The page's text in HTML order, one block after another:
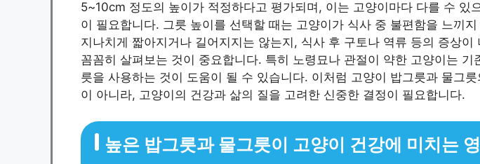
5~10cm 정도의 높이가 적정하다고 평가되며, 이는 고양이마다 다를 수 있
이 필요합니다. 그릇 높이를 선택할 때는 고양이가 식사 중 불편함을 느끼
지나치게 짧아지거나 길어지지는 않는지, 식사 후 구토나 역류 등의 증상이
꼼꼼히 살펴보는 것이 중요합니다. 특히 노령묘나 관절이 약한 고양이는 기
릇을 사용하는 것이 도움이 될 수 있습니다. 이처럼 고양이 밥그릇과 물그
이 아니라, 고양이의 건강과 삶의 질을 고려한 신중한 결정이 필요합니다.
높은 밥그릇과 물그릇이 고양이 건강에 미치는